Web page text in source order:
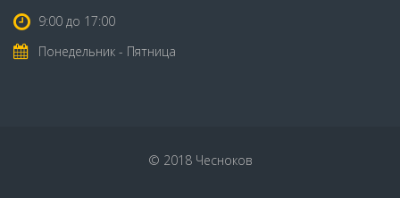
9:00 до 17:00
Понедельник - Пятница
© 2018 Чесноков